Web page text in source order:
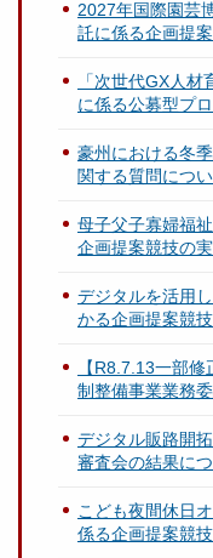
2027年国際園芸
託に係る企画提
「次世代GX人材
に係る公募型プ
豪州における冬
関する質問につ
母子父子寡婦福
企画提案競技の
デジタルを活用
かる企画提案競
【R8.7.13一部
制整備事業業務
デジタル販路開
審査会の結果に
こども夜間休日
係る企画提案競